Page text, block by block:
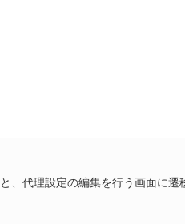
、代理設定の編集を行う画面に遷